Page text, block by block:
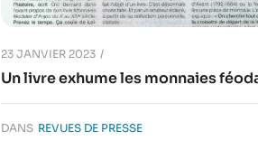
23 JANVIER 2023
Un livre exhume les monnaies
DANS REVUES DE PRESSE